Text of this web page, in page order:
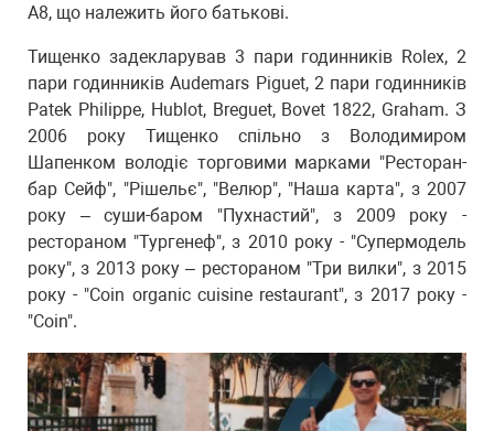
A8, що належить його батькові.
Тищенко задекларував 3 пари годинників Rolex, 2
пари годинників Audemars Piguet, 2 пари годинників
Patek Philippe, Hublot, Breguet, Bovet 1822, Graham. З
2006 року Тищенко спільно з Володимиром
Шапенком володіє торговими марками "Ресторан-
бар Сейф", "Рішельє", "Велюр", "Наша карта", з 2007
року – суши-баром "Пухнастий", з 2009 року -
рестораном "Тургенеф", з 2010 року - "Супермодель
року", з 2013 року – рестораном "Три вилки", з 2015
року - "Coin organic cuisine restaurant", з 2017 року -
"Coin".